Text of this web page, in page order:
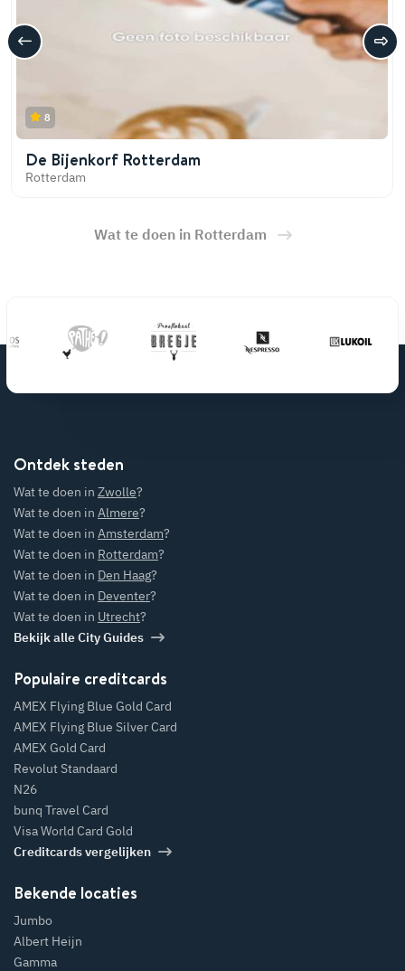
8
De Bijenkorf Rotterdam
Rotterdam
Wat te doen in Rotterdam
Ontdek steden
Wat te doen in Zwolle?
Wat te doen in Almere?
Wat te doen in Amsterdam?
Wat te doen in Rotterdam?
Wat te doen in Den Haag?
Wat te doen in Deventer?
Wat te doen in Utrecht?
Bekijk alle City Guides
Populaire creditcards
AMEX Flying Blue Gold Card
AMEX Flying Blue Silver Card
AMEX Gold Card
Revolut Standaard
N26
bunq Travel Card
Visa World Card Gold
Creditcards vergelijken
Bekende locaties
Jumbo
Albert Heijn
Gamma